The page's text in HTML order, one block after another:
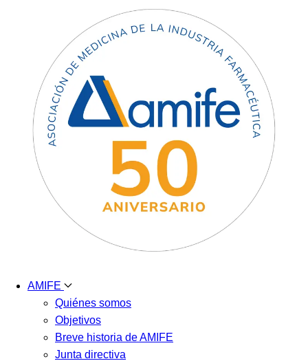
AMIFE
Quiénes somos
Objetivos
Breve historia de AMIFE
Junta directiva